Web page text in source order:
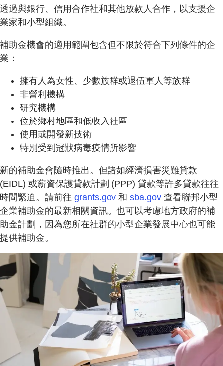
透過與銀行、信用合作社和其他放款人合作，以支援企
業家和小型組織。
補助金機會的適用範圍包含但不限於符合下列條件的企
業：
擁有人為女性、少數族群或退伍軍人等族群
非營利機構
研究機構
位於鄉村地區和低收入社區
使用或開發新技術
特別受到冠狀病毒疫情所影響
新的補助金會隨時推出。但諸如經濟損害災難貸款
(EIDL) 或薪資保護貸款計劃 (PPP) 貸款等許多貸款往往
時間緊迫。請前往 grants.gov 和 sba.gov 查看聯邦小型
企業補助金的最新相關資訊。也可以考慮地方政府的補
助金計劃，因為您所在社群的小型企業發展中心也可能
提供補助金。